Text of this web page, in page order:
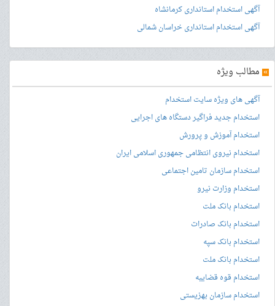
آگهی استخدام استانداری کرمانشاه
آگهی استخدام استانداری خراسان شمالی
» مطالب ویژه
آگهی های ویژه سایت استخدام
استخدام جدید فراگیر دستگاه های اجرایی
استخدام آموزش و پرورش
استخدام نیروی انتظامی جمهوری اسلامی ایران
استخدام سازمان تامین اجتماعی
استخدام وزارت نیرو
استخدام بانک ملت
استخدام بانک صادرات
استخدام بانک سپه
استخدام بانک ملت
استخدام قوه قضاییه
استخدام سازمان بهزیستی